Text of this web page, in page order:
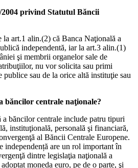
2004 privind Statutul Băncii
la art.1 alin.(2) că Banca Naţională a
independentă, iar la art.3 alin.(1)
şi membrii organelor sale de
nu vor solicita sau primi
sau de la orice altă instituţie sau
băncilor centrale naţionale?
a băncilor centrale include patru tipuri
instituţională, personală şi financiară,
al Băncii Centrale Europene.
independență are un rol important în
dintre legislaţia naţională a
moneda euro, pe de o parte, şi